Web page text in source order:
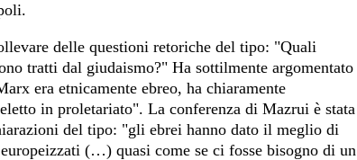
delle questioni retoriche del tipo: "Quali
tratti dal giudaismo?" Ha sottilmente argomentato
era etnicamente ebreo, ha chiaramente
in proletariato". La conferenza di Mazrui è stata
del tipo: "gli ebrei hanno dato il meglio di
(…) quasi come se ci fosse bisogno di un